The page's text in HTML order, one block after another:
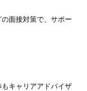
面接対策で、サポー
キャリアアドバイザ